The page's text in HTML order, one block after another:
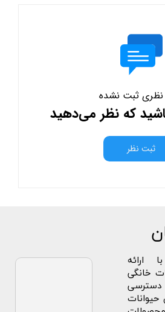
نظری ثبت نشده
که نظر می‌دهید
ثبت نظر
ارائه
خانگی
حیوانات